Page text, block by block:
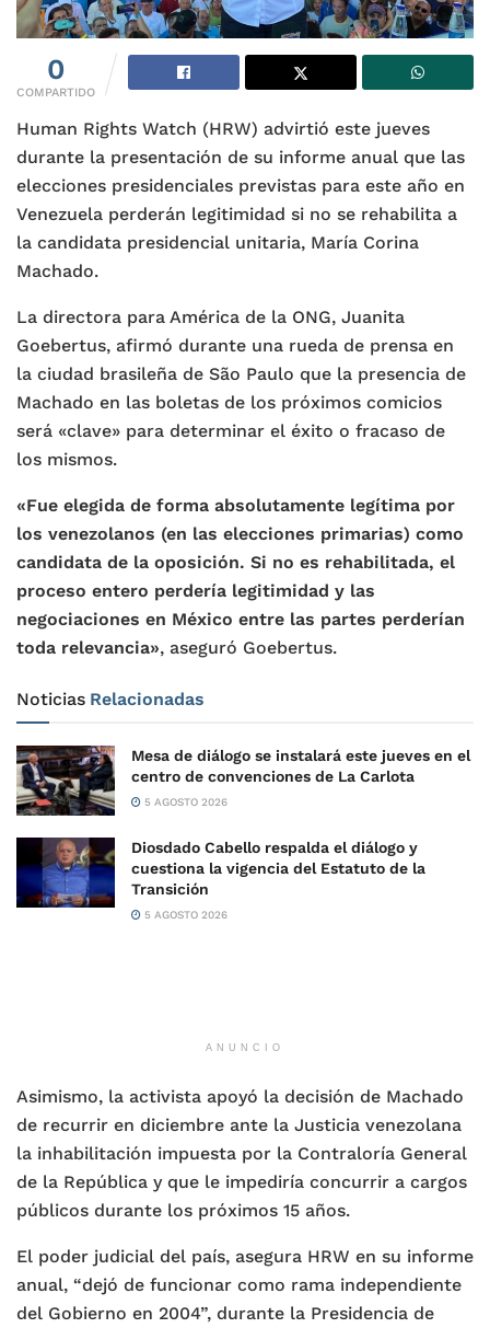
0
COMPARTIDO
Human Rights Watch (HRW) advirtió este jueves
durante la presentación de su informe anual que las
elecciones presidenciales previstas para este año en
Venezuela perderán legitimidad si no se rehabilita a
la candidata presidencial unitaria, María Corina
Machado.
La directora para América de la ONG, Juanita
Goebertus, afirmó durante una rueda de prensa en
la ciudad brasileña de São Paulo que la presencia de
Machado en las boletas de los próximos comicios
será «clave» para determinar el éxito o fracaso de
los mismos.
«Fue elegida de forma absolutamente legítima por
los venezolanos (en las elecciones primarias) como
candidata de la oposición. Si no es rehabilitada, el
proceso entero perdería legitimidad y las
negociaciones en México entre las partes perderían
toda relevancia», aseguró Goebertus.
Noticias Relacionadas
Mesa de diálogo se instalará este jueves en el
centro de convenciones de La Carlota
5 AGOSTO 2026
Diosdado Cabello respalda el diálogo y
cuestiona la vigencia del Estatuto de la
Transición
5 AGOSTO 2026
ANUNCIO
Asimismo, la activista apoyó la decisión de Machado
de recurrir en diciembre ante la Justicia venezolana
la inhabilitación impuesta por la Contraloría General
de la República y que le impediría concurrir a cargos
públicos durante los próximos 15 años.
El poder judicial del país, asegura HRW en su informe
anual, “dejó de funcionar como rama independiente
del Gobierno en 2004”, durante la Presidencia de